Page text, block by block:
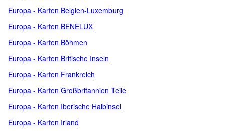
Europa - Karten Belgien-Luxemburg
Europa - Karten BENELUX
Europa - Karten Böhmen
Europa - Karten Britische Inseln
Europa - Karten Frankreich
Europa - Karten Großbritannien Teile
Europa - Karten Iberische Halbinsel
Europa - Karten Irland